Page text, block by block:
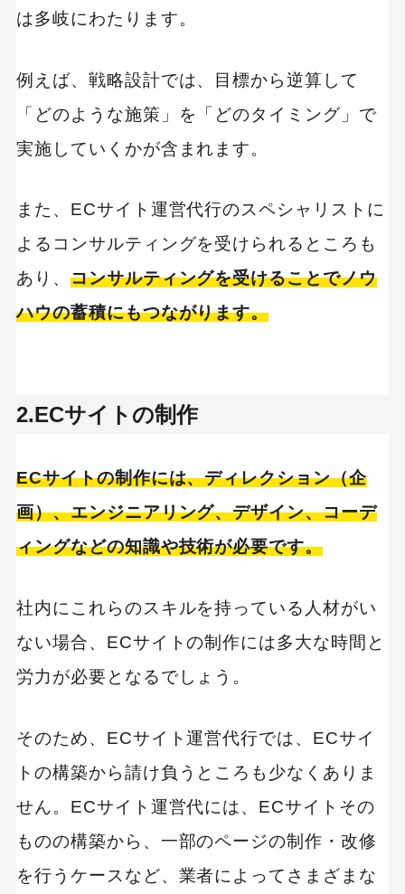
は多岐にわたります。
例えば、戦略設計では、目標から逆算して
「どのような施策」を「どのタイミング」で
実施していくかが含まれます。
また、ECサイト運営代行のスペシャリストに
よるコンサルティングを受けられるところも
あり、 コンサルティングを受けることでノウ
ハウの蓄積にもつながります。
2.ECサイトの制作
ECサイトの制作には、ディレクション（企
画）、エンジニアリング、デザイン、コーデ
ィングなどの知識や技術が必要です。
社内にこれらのスキルを持っている人材がい
ない場合、ECサイトの制作には多大な時間と
労力が必要となるでしょう。
そのため、ECサイト運営代行では、ECサイ
トの構築から請け負うところも少なくありま
せん。ECサイト運営代には、ECサイトその
ものの構築から、一部のページの制作・改修
を行うケースなど、業者によってさまざまな